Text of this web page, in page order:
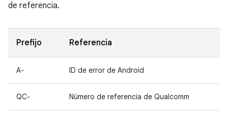
de referencia.
Prefijo Referencia
A- ID de error de Android
QC- Número de referencia de Qualcomm